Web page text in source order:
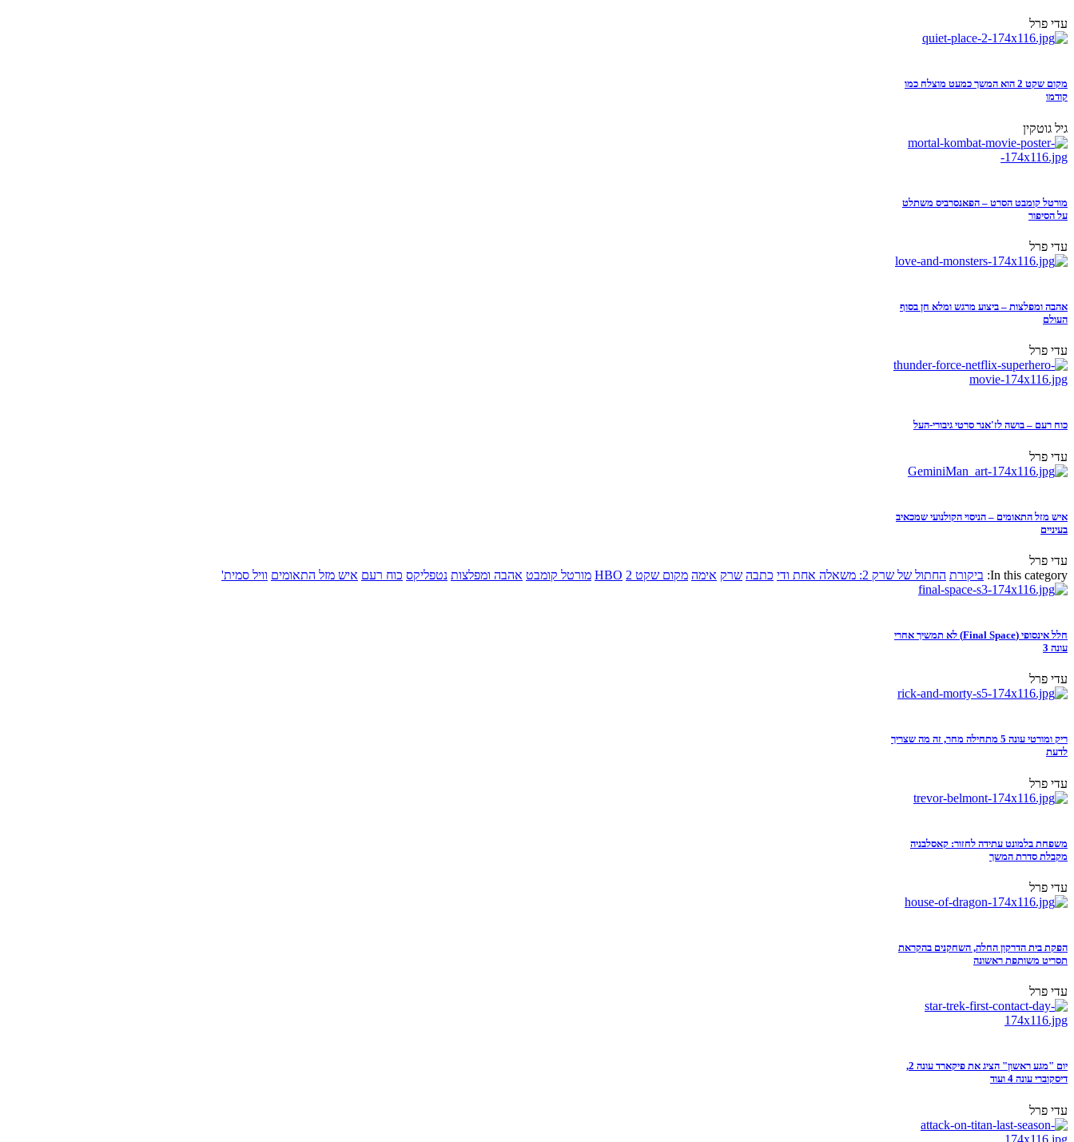
עדי פרל
מקום שקט 2 הוא המשך כמעט מוצלח כמו
קודמו
גיל גוטקין
מורטל קומבט הסרט – הפאנסרביס משתלט
על הסיפור
עדי פרל
אהבה ומפלצות – ביצוע מרגש ומלא חן בסוף
העולם
עדי פרל
כוח רעם – בושה לז'אנר סרטי גיבורי-העל
עדי פרל
איש מזל התאומים – הניסוי הקולנועי שמכאיב
בעיניים
עדי פרל
In this category: ביקורת החתול של שרק 2: משאלה אחת ודי כתבה שרק אימה מקום שקט 2 HBO מורטל קומבט אהבה ומפלצות נטפליקס כוח רעם איש מזל התאומים וויל סמית'
חלל אינסופי (Final Space) לא תמשיך אחרי
עונה 3
עדי פרל
ריק ומורטי עונה 5 מתחילה מחר, זה מה שצריך
לדעת
עדי פרל
משפחת בלמונט עתידה לחזור: קאסלבניה
מקבלת סדרת המשך
עדי פרל
הפקת בית הדרקון החלה, השחקנים בהקראת
תסריט משותפת ראשונה
עדי פרל
יום "מגע ראשון" הציג את פיקארד עונה 2,
דיסקוברי עונה 4 ועוד
עדי פרל